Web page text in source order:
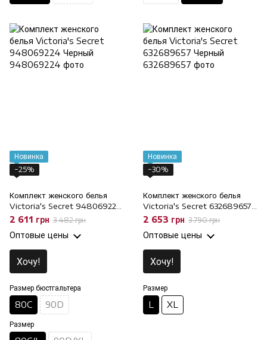
Новинка
−25%
Комплект женского белья
Victoria's Secret 948069224
Черный, 80C/L, 80C
2 611 грн 3 482 грн
Оптовые цены
Хочу!
Размер бюстгальтера
80C 90D
Размер
Новинка
−30%
Комплект женского белья
Victoria's Secret 632689657
Черный, L
2 653 грн 3 790 грн
Оптовые цены
Хочу!
Размер
L XL